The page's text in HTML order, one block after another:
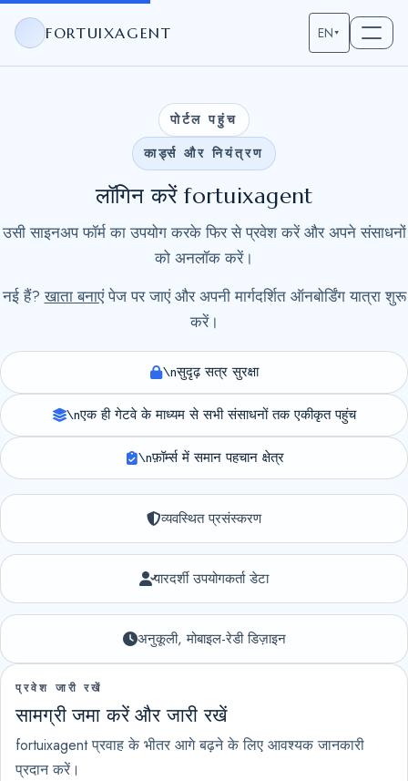
FORTUIXAGENT EN▾
पोर्टल पहुंच
कार्ड्स और नियंत्रण
लॉगिन करें fortuixagent
उसी साइनअप फॉर्म का उपयोग करके फिर से प्रवेश करें और अपने संसाधनों
को अनलॉक करें।
नई हैं?खाता बनाएंपेज पर जाएं और अपनी मार्गदर्शित ऑनबोर्डिंग यात्रा शुरू
करें।
\nसुदृढ़ सत्र सुरक्षा
\nएक ही गेटवे के माध्यम से सभी संसाधनों तक एकीकृत पहुंच
\nफ़ॉर्म्स में समान पहचान क्षेत्र
व्यवस्थित प्रसंस्करण
पारदर्शी उपयोगकर्ता डेटा
अनुकूली, मोबाइल-रेडी डिज़ाइन
प्रवेश जारी रखें
सामग्री जमा करें और जारी रखें
fortuixagent प्रवाह के भीतर आगे बढ़ने के लिए आवश्यक जानकारी
प्रदान करें।